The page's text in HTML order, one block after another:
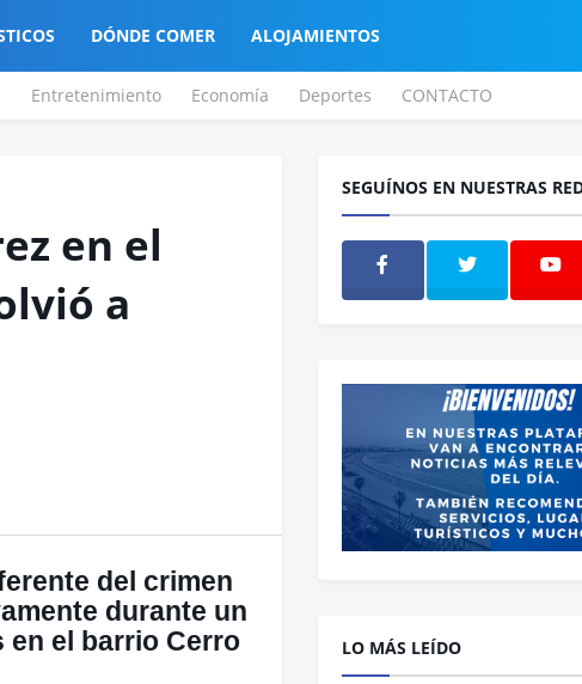
DÓNDE COMER ALOJAMIENTOS
Entretenimiento Economía Deportes CONTACTO
en el
a
del crimen
durante un
en el barrio Cerro
SEGUÍNOS EN NUESTRAS
LO MÁS LEÍDO